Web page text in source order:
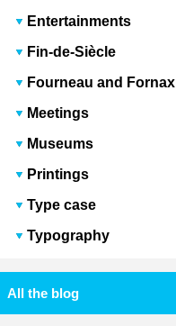
Entertainments
Fin-de-Siècle
Fourneau and Fornax
Meetings
Museums
Printings
Type case
Typography
All the blog